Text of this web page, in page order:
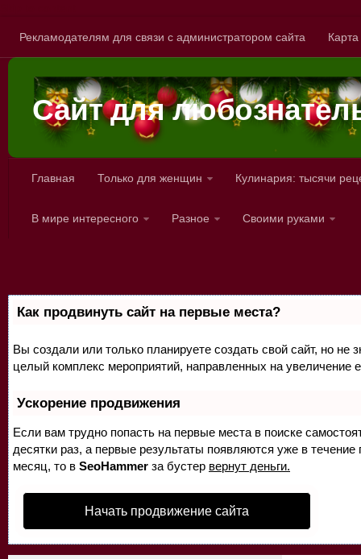
Рекламодателям для связи с администратором сайта
Сайт для
Главная Только для женщин Кулинария: тысячи
В мире интересного Разное Своими руками
Как продвинуть сайт на первые места?
Вы создали или только планируете создать свой сайт, но не
целый комплекс мероприятий, направленных на увеличение
Ускорение продвижения
Если вам трудно попасть на первые места в поиске
десятки раз, а первые результаты появляются уже в
месяц, то в SeoHammer за бустер вернут деньги.
Начать продвижение сайта